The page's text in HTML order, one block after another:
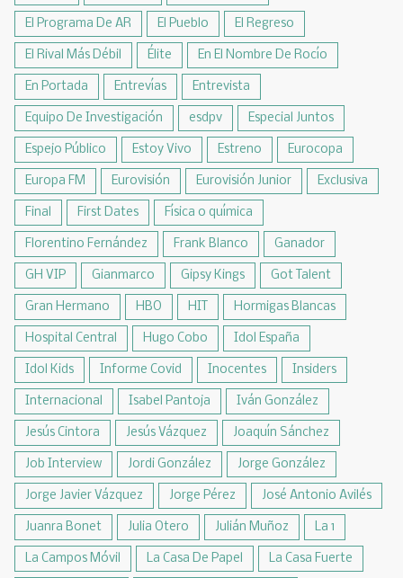
El Programa De AR El Pueblo El Regreso
El Rival Más Débil Élite En El Nombre De Rocío
En Portada Entrevías Entrevista
Equipo De Investigación esdpv Especial Juntos
Espejo Público Estoy Vivo Estreno Eurocopa
Europa FM Eurovisión Eurovisión Junior Exclusiva
Final First Dates Física o química
Florentino Fernández Frank Blanco Ganador
GH VIP Gianmarco Gipsy Kings Got Talent
Gran Hermano HBO HIT Hormigas Blancas
Hospital Central Hugo Cobo Idol España
Idol Kids Informe Covid Inocentes Insiders
Internacional Isabel Pantoja Iván González
Jesús Cintora Jesús Vázquez Joaquín Sánchez
Job Interview Jordi González Jorge González
Jorge Javier Vázquez Jorge Pérez José Antonio Avilés
Juanra Bonet Julia Otero Julián Muñoz La 1
La Campos Móvil La Casa De Papel La Casa Fuerte